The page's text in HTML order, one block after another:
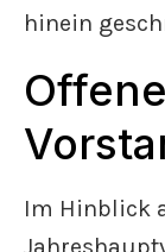
hinein
Im Hinblick